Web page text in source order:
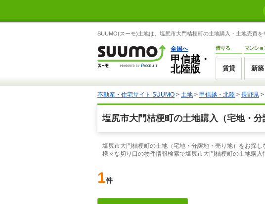
SUUMO(スーモ)土地は、塩尻市大門桔梗町の土地購入・土地売買を
全国へ
甲信越・
北陸版
借りる
賃貸
マンショ
新築
不動産・住宅サイト SUUMO > 土地 > 甲信越・北陸 > 長野県 >
塩尻市大門桔梗町の土地購入（宅地・
塩尻市大門桔梗町の土地（宅地・分譲地・売り地）をお探
様々な切り口の物件情報検索で塩尻市大門桔梗町の土地購入
1件